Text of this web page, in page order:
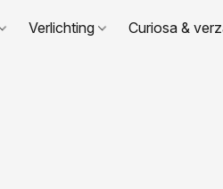
Verlichting Curiosa &